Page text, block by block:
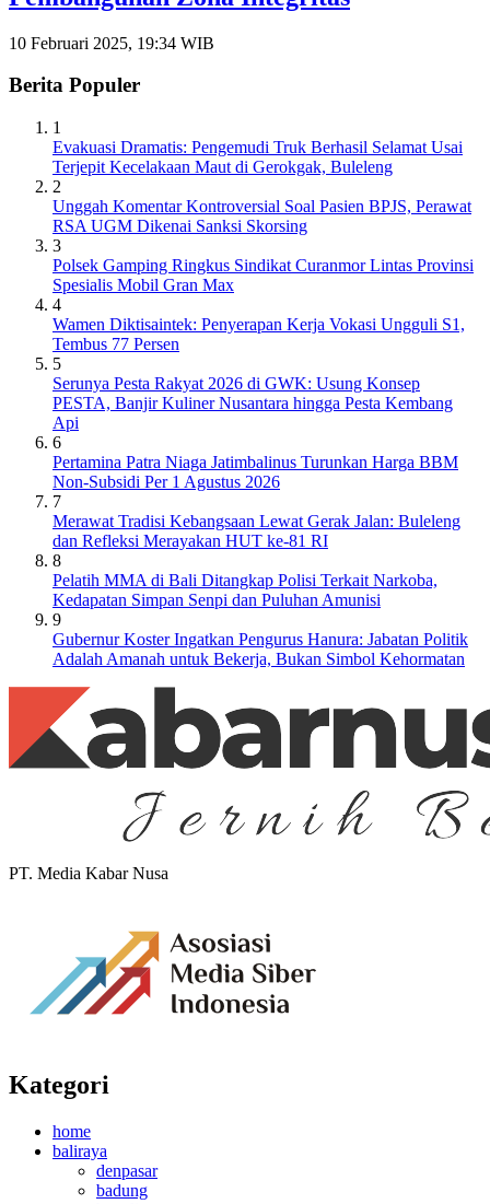
10 Februari 2025, 19:34 WIB
Berita Populer
1
Evakuasi Dramatis: Pengemudi Truk Berhasil Selamat Usai
Terjepit Kecelakaan Maut di Gerokgak, Buleleng
2
Unggah Komentar Kontroversial Soal Pasien BPJS, Perawat
RSA UGM Dikenai Sanksi Skorsing
3
Polsek Gamping Ringkus Sindikat Curanmor Lintas Provinsi
Spesialis Mobil Gran Max
4
Wamen Diktisaintek: Penyerapan Kerja Vokasi Ungguli S1,
Tembus 77 Persen
5
Serunya Pesta Rakyat 2026 di GWK: Usung Konsep
PESTA, Banjir Kuliner Nusantara hingga Pesta Kembang
Api
6
Pertamina Patra Niaga Jatimbalinus Turunkan Harga BBM
Non-Subsidi Per 1 Agustus 2026
7
Merawat Tradisi Kebangsaan Lewat Gerak Jalan: Buleleng
dan Refleksi Merayakan HUT ke-81 RI
8
Pelatih MMA di Bali Ditangkap Polisi Terkait Narkoba,
Kedapatan Simpan Senpi dan Puluhan Amunisi
9
Gubernur Koster Ingatkan Pengurus Hanura: Jabatan Politik
Adalah Amanah untuk Bekerja, Bukan Simbol Kehormatan
PT. Media Kabar Nusa
Kategori
home
baliraya
denpasar
badung